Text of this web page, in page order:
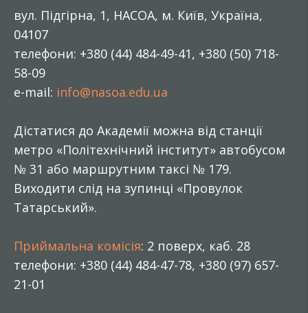
вул. Підгірна, 1, НАСОА, м. Київ, Україна,
04107
телефони: +380 (44) 484-49-41, +380 (50) 718-
58-09
e-mail: info@nasoa.edu.ua
Дістатися до Академії можна від станції
метро «Політехнічний інститут» автобусом
№ 31 або маршрутним таксі № 179.
Виходити слід на зупинці «Провулок
Татарський».
Приймальна комісія: 2 поверх, каб. 28
телефони: +380 (44) 484-47-78, +380 (97) 657-
21-01